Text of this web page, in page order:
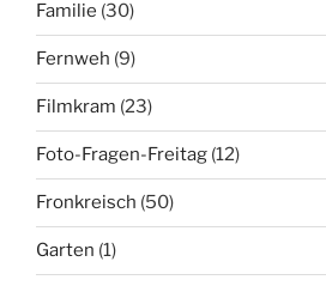
Familie (30)
Fernweh (9)
Filmkram (23)
Foto-Fragen-Freitag (12)
Fronkreisch (50)
Garten (1)